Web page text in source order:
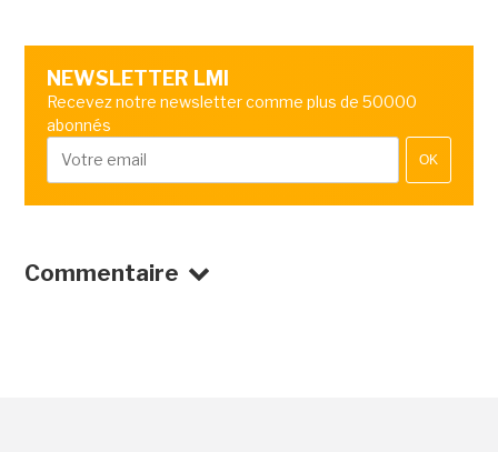
NEWSLETTER LMI
Recevez notre newsletter comme plus de 50000
abonnés
OK
Commentaire